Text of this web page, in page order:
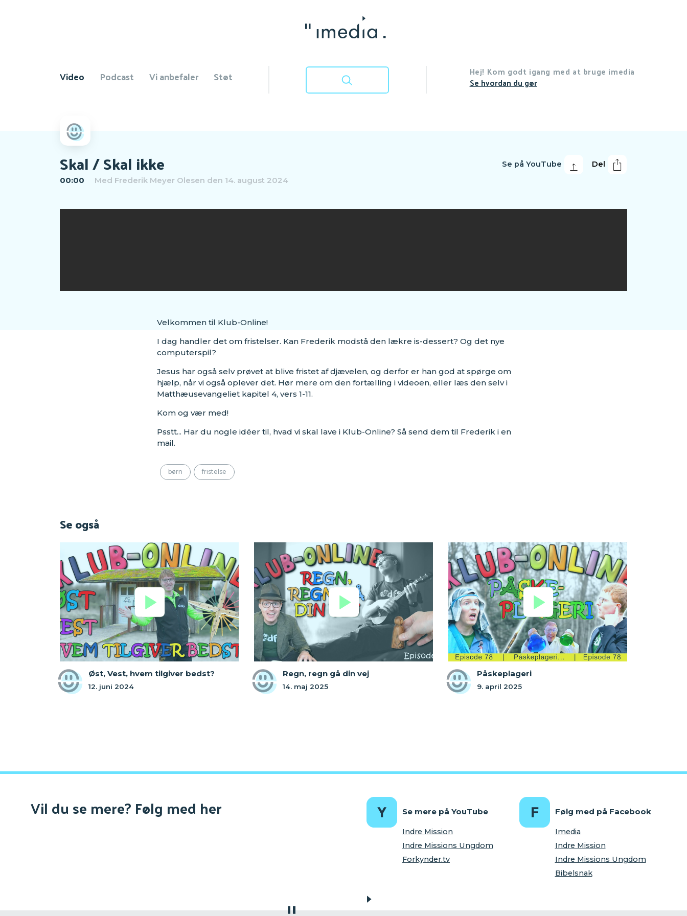
Video Podcast Vi anbefaler Støt
Hej! Kom godt igang med at bruge imedia
Se hvordan du gør
Del
Se på YouTube
Skal / Skal ikke
00:00 Med Frederik Meyer Olesen den 14. august 2024
Velkommen til Klub-Online!
I dag handler det om fristelser. Kan Frederik modstå den lækre is-dessert? Og det nye
computerspil?
Jesus har også selv prøvet at blive fristet af djævelen, og derfor er han god at spørge om
hjælp, når vi også oplever det. Hør mere om den fortælling i videoen, eller læs den selv i
Matthæusevangeliet kapitel 4, vers 1-11.
Kom og vær med!
Psstt... Har du nogle idéer til, hvad vi skal lave i Klub-Online? Så send dem til Frederik i en
mail.
børn fristelse
Se også
Øst, Vest, hvem tilgiver bedst?
12. juni 2024
Regn, regn gå din vej
14. maj 2025
Påskeplageri
9. april 2025
Vil du se mere? Følg med her Se mere på YouTube
Indre Mission
Indre Missions Ungdom
Forkynder.tv
Følg med på Facebook
Imedia
Indre Mission
Indre Missions Ungdom
Bibelsnak